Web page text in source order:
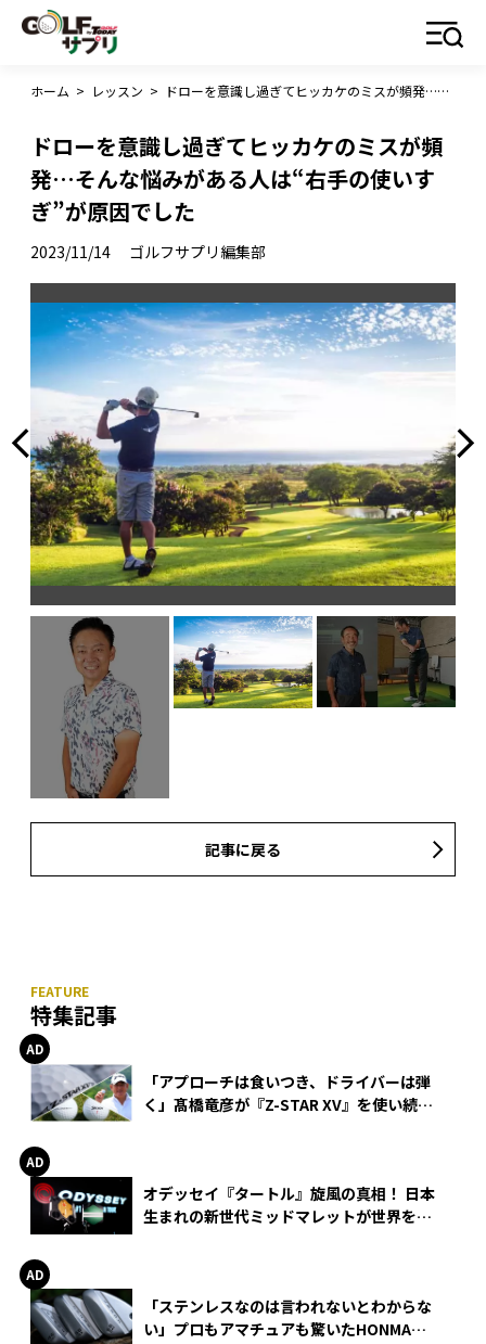
ホーム > レッスン > ドローを意識し過ぎてヒッカケのミスが頻発…そんな悩みがある人は“右手の使いすぎ”が原因でした
ドローを意識し過ぎてヒッカケのミスが頻
発…そんな悩みがある人は“右手の使いす
ぎ”が原因でした
2023/11/14 ゴルフサプリ編集部
記事に戻る
特集記事
「アプローチは食いつき、ドライバーは弾
く」髙橋竜彦が『Z-STAR XV』を使い続け
オデッセイ『タートル』旋風の真相！ 日本
生まれの新世代ミッドマレットが世界を席
「ステンレスなのは言われないとわからな
い」プロもアマチュアも驚いたHONMA